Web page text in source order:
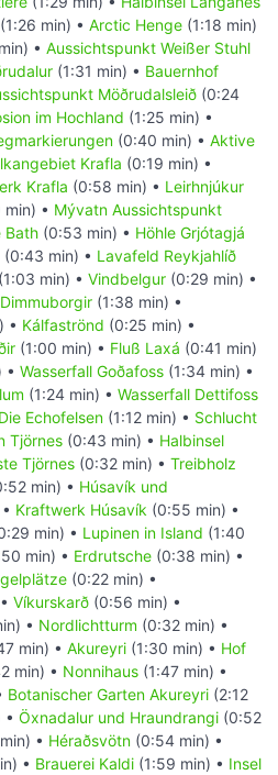
(1:26 min) • Arctic Henge (1:18 min)
• Aussichtspunkt Weißer Stuhl
(1:31 min) • Bauernhof
Möðrudalsleið (0:24
im Hochland (1:25 min) •
(0:40 min) • Aktive
Krafla (0:19 min) •
Krafla (0:58 min) • Leirhnjúkur
• Mývatn Aussichtspunkt
Bath (0:53 min) • Höhle Grjótagjá
(0:43 min) • Lavafeld Reykjahlíð
(1:03 min) • Vindbelgur (0:29 min) •
Dimmuborgir (1:38 min) •
• Kálfaströnd (0:25 min) •
(1:00 min) • Fluß Laxá (0:41 min)
• Wasserfall Goðafoss (1:34 min) •
(1:24 min) • Wasserfall Dettifoss
Echofelsen (1:12 min) • Schlucht
Tjörnes (0:43 min) • Halbinsel
Tjörnes (0:32 min) • Treibholz
min) • Húsavík und
Kraftwerk Húsavík (0:55 min) •
min) • Lupinen in Island (1:40
min) • Erdrutsche (0:38 min) •
(0:22 min) •
Víkurskarð (0:56 min) •
• Nordlichtturm (0:32 min) •
min) • Akureyri (1:30 min) • Hof
min) • Nonnihaus (1:47 min) •
Botanischer Garten Akureyri (2:12
• Öxnadalur und Hraundrangi (0:52
• Héraðsvötn (0:54 min) •
• Brauerei Kaldi (1:59 min) • Insel